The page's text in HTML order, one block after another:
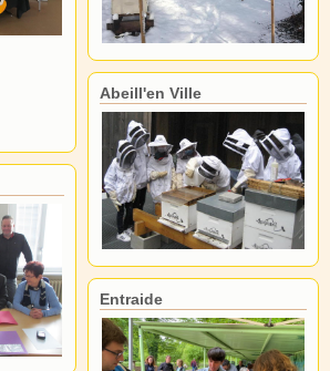
Abeill'en Ville
Entraide